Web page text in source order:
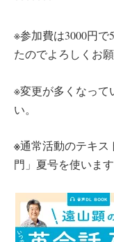
※参加費は3000円
たのでよろしくお願
※変更が多くなって
い。
※通常活動のテキス
門」夏号を使います